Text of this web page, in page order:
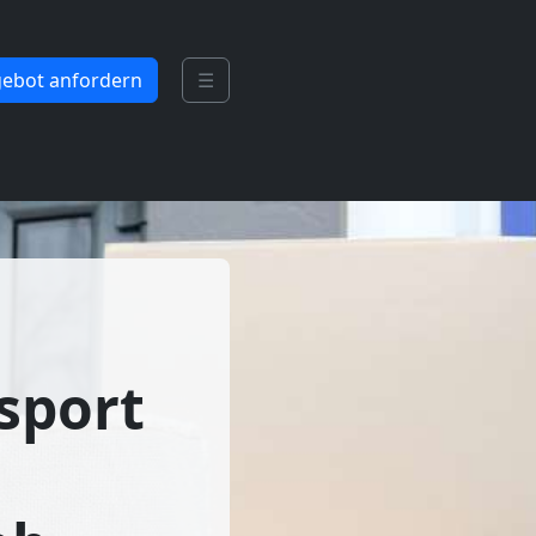
anfordern ☰